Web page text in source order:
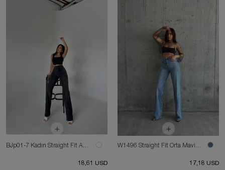
BJp01-7 Kadın Straight Fit Antrasit Jean
18,61 USD
W1496 Straight Fit Orta Mavi Jean
17,18 USD